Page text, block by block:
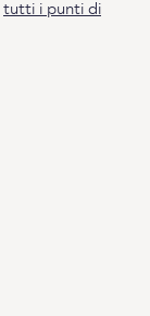
tutti i punti di